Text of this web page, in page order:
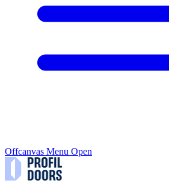
Offcanvas Menu Open